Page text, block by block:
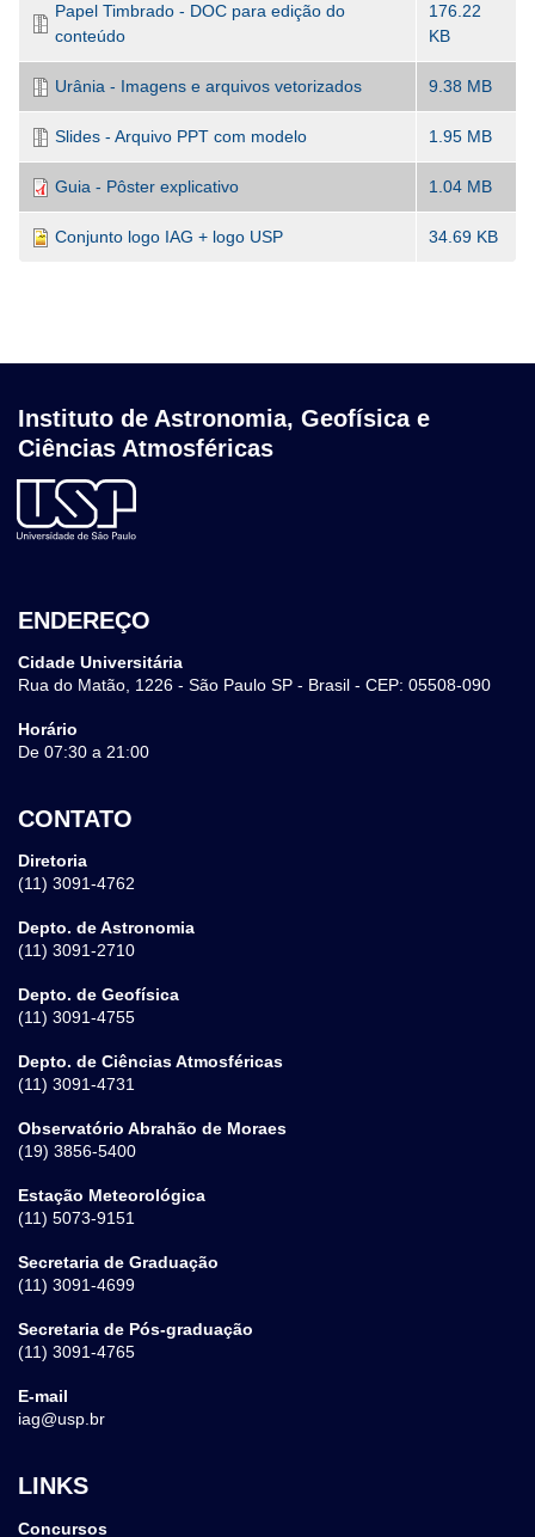
Papel Timbrado - DOC para edição do
conteúdo
176.22
KB
Urânia - Imagens e arquivos vetorizados 9.38 MB
Slides - Arquivo PPT com modelo 1.95 MB
Guia - Pôster explicativo 1.04 MB
Conjunto logo IAG + logo USP 34.69 KB
Instituto de Astronomia, Geofísica e
Ciências Atmosféricas
ENDEREÇO
Cidade Universitária
Rua do Matão, 1226 - São Paulo SP - Brasil - CEP: 05508-090
Horário
De 07:30 a 21:00
CONTATO
Diretoria
(11) 3091-4762
Depto. de Astronomia
(11) 3091-2710
Depto. de Geofísica
(11) 3091-4755
Depto. de Ciências Atmosféricas
(11) 3091-4731
Observatório Abrahão de Moraes
(19) 3856-5400
Estação Meteorológica
(11) 5073-9151
Secretaria de Graduação
(11) 3091-4699
Secretaria de Pós-graduação
(11) 3091-4765
E-mail
iag@usp.br
LINKS
Concursos